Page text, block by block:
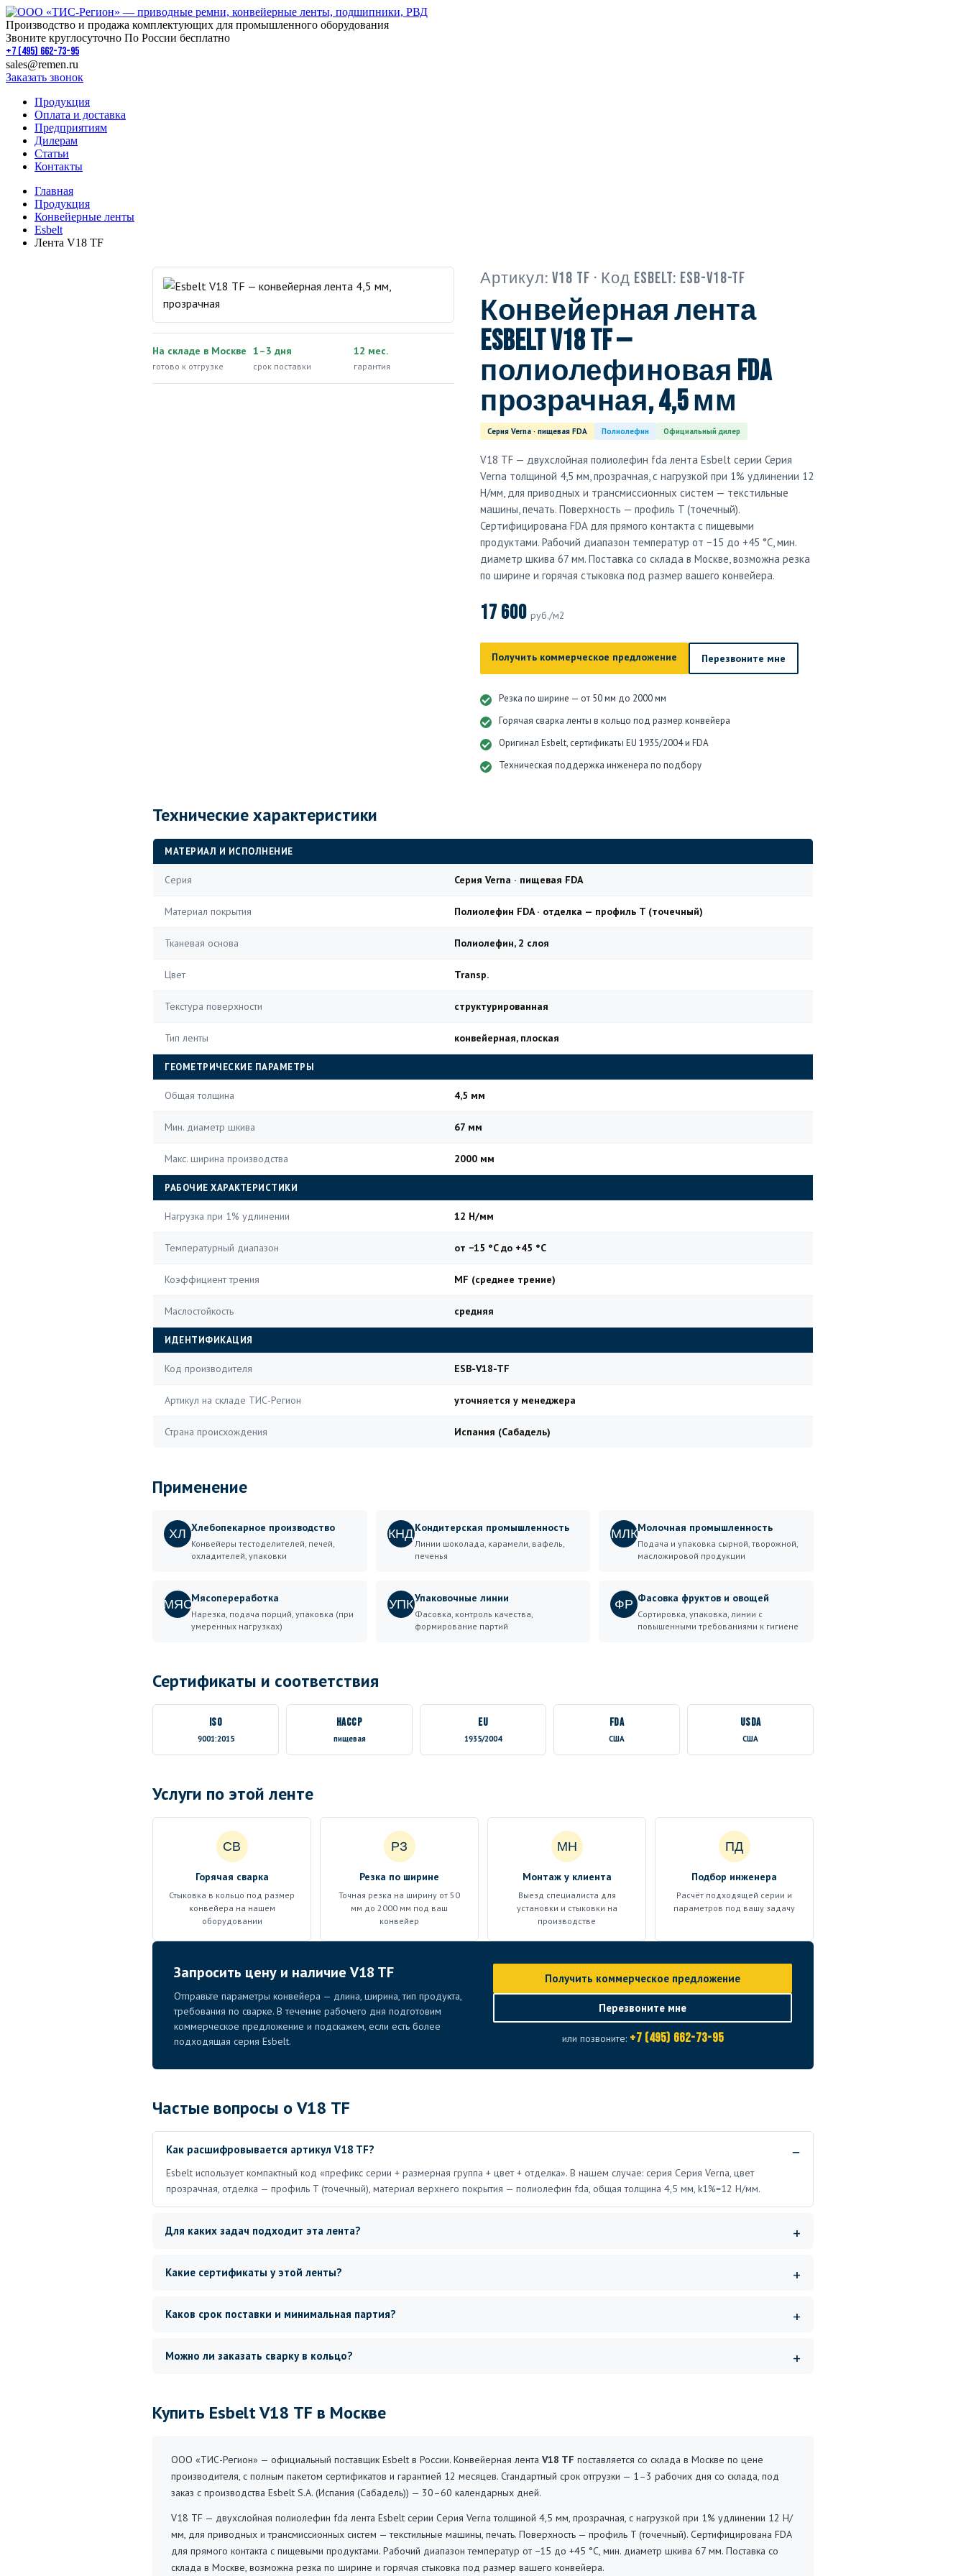
Производство и продажа комплектующих для промышленного оборудования
Звоните круглосуточно По России бесплатно
+7 (495) 662-73-95
sales@remen.ru
Заказать звонок
Продукция
Оплата и доставка
Предприятиям
Дилерам
Статьи
Контакты
Главная
Продукция
Конвейерные ленты
Esbelt
Лента V18 TF
На складе в Москве
готово к отгрузке
1–3 дня
срок поставки
12 мес.
гарантия
Артикул: V18 TF · Код Esbelt: ESB-V18-TF
Конвейерная лента
Esbelt V18 TF —
полиолефиновая FDA
прозрачная, 4,5 мм
Серия Verna · пищевая FDA Полиолефин Официальный дилер
V18 TF — двухслойная полиолефин fda лента Esbelt серии Серия
Verna толщиной 4,5 мм, прозрачная, с нагрузкой при 1% удлинении 12
Н/мм, для приводных и трансмиссионных систем — текстильные
машины, печать. Поверхность — профиль T (точечный).
Сертифицирована FDA для прямого контакта с пищевыми
продуктами. Рабочий диапазон температур от −15 до +45 °C, мин.
диаметр шкива 67 мм. Поставка со склада в Москве, возможна резка
по ширине и горячая стыковка под размер вашего конвейера.
17 600 руб./м2
Получить коммерческое предложение Перезвоните мне
Резка по ширине — от 50 мм до 2000 мм
Горячая сварка ленты в кольцо под размер конвейера
Оригинал Esbelt, сертификаты EU 1935/2004 и FDA
Техническая поддержка инженера по подбору
Технические характеристики
МАТЕРИАЛ И ИСПОЛНЕНИЕ
Серия Серия Verna · пищевая FDA
Материал покрытия Полиолефин FDA · отделка — профиль T (точечный)
Тканевая основа Полиолефин, 2 слоя
Цвет Transp.
Текстура поверхности структурированная
Тип ленты конвейерная, плоская
ГЕОМЕТРИЧЕСКИЕ ПАРАМЕТРЫ
Общая толщина 4,5 мм
Мин. диаметр шкива 67 мм
Макс. ширина производства 2000 мм
РАБОЧИЕ ХАРАКТЕРИСТИКИ
Нагрузка при 1% удлинении 12 Н/мм
Температурный диапазон от −15 °C до +45 °C
Коэффициент трения MF (среднее трение)
Маслостойкость средняя
ИДЕНТИФИКАЦИЯ
Код производителя ESB-V18-TF
Артикул на складе ТИС-Регион уточняется у менеджера
Страна происхождения Испания (Сабадель)
Применение
ХЛ Хлебопекарное производство
Конвейеры тестоделителей, печей,
охладителей, упаковки
КНДКондитерская промышленность
Линии шоколада, карамели, вафель,
печенья
МЛКМолочная промышленность
Подача и упаковка сырной, творожной,
масложировой продукции
МЯСМясопереработка
Нарезка, подача порций, упаковка (при
умеренных нагрузках)
УПКУпаковочные линии
Фасовка, контроль качества,
формирование партий
ФР Фасовка фруктов и овощей
Сортировка, упаковка, линии с
повышенными требованиями к гигиене
Сертификаты и соответствия
ISO
9001:2015
HACCP
пищевая
EU
1935/2004
FDA
США
USDA
США
Услуги по этой ленте
СВ
Горячая сварка
Стыковка в кольцо под размер
конвейера на нашем
оборудовании
РЗ
Резка по ширине
Точная резка на ширину от 50
мм до 2000 мм под ваш
конвейер
МН
Монтаж у клиента
Выезд специалиста для
установки и стыковки на
производстве
ПД
Подбор инженера
Расчёт подходящей серии и
параметров под вашу задачу
Запросить цену и наличие V18 TF
Отправьте параметры конвейера — длина, ширина, тип продукта,
требования по сварке. В течение рабочего дня подготовим
коммерческое предложение и подскажем, если есть более
подходящая серия Esbelt.
Получить коммерческое предложение
Перезвоните мне
или позвоните: +7 (495) 662-73-95
Частые вопросы о V18 TF
Как расшифровывается артикул V18 TF?
Esbelt использует компактный код «префикс серии + размерная группа + цвет + отделка». В нашем случае: серия Серия Verna, цвет
прозрачная, отделка — профиль T (точечный), материал верхнего покрытия — полиолефин fda, общая толщина 4,5 мм, k1%=12 Н/мм.
Для каких задач подходит эта лента?
Какие сертификаты у этой ленты?
Каков срок поставки и минимальная партия?
Можно ли заказать сварку в кольцо?
Купить Esbelt V18 TF в Москве
ООО «ТИС-Регион» — официальный поставщик Esbelt в России. Конвейерная лента V18 TF поставляется со склада в Москве по цене
производителя, с полным пакетом сертификатов и гарантией 12 месяцев. Стандартный срок отгрузки — 1–3 рабочих дня со склада, под
заказ с производства Esbelt S.A. (Испания (Сабадель)) — 30–60 календарных дней.
V18 TF — двухслойная полиолефин fda лента Esbelt серии Серия Verna толщиной 4,5 мм, прозрачная, с нагрузкой при 1% удлинении 12 Н/
мм, для приводных и трансмиссионных систем — текстильные машины, печать. Поверхность — профиль T (точечный). Сертифицирована FDA
для прямого контакта с пищевыми продуктами. Рабочий диапазон температур от −15 до +45 °C, мин. диаметр шкива 67 мм. Поставка со
склада в Москве, возможна резка по ширине и горячая стыковка под размер вашего конвейера.